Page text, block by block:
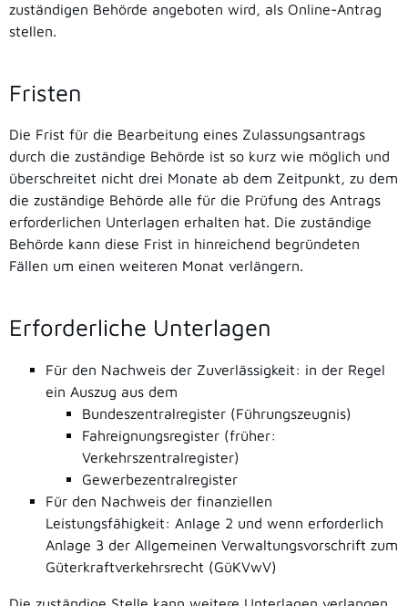
zuständigen Behörde angeboten wird, als Online-Antrag
stellen.
Fristen
Die Frist für die Bearbeitung eines Zulassungsantrags
durch die zuständige Behörde ist so kurz wie möglich und
überschreitet nicht drei Monate ab dem Zeitpunkt, zu dem
die zuständige Behörde alle für die Prüfung des Antrags
erforderlichen Unterlagen erhalten hat. Die zuständige
Behörde kann diese Frist in hinreichend begründeten
Fällen um einen weiteren Monat verlängern.
Erforderliche Unterlagen
Für den Nachweis der Zuverlässigkeit: in der Regel
ein Auszug aus dem
Bundeszentralregister (Führungszeugnis)
Fahreignungsregister (früher:
Verkehrszentralregister)
Gewerbezentralregister
Für den Nachweis der finanziellen
Leistungsfähigkeit: Anlage 2 und wenn erforderlich
Anlage 3 der Allgemeinen Verwaltungsvorschrift zum
Güterkraftverkehrsrecht (GüKVwV)